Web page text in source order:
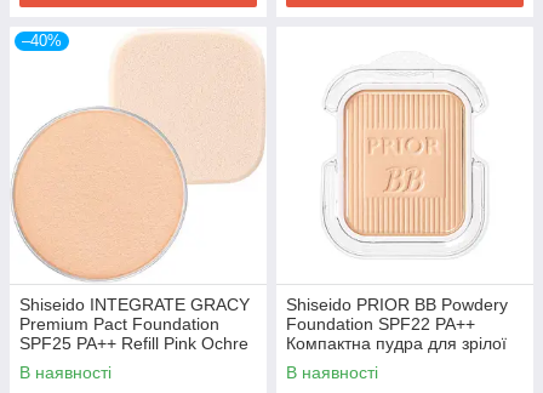
–40%
Shiseido INTEGRATE GRACY
Premium Pact Foundation
SPF25 PA++ Refill Pink Ochre
20 компактна тональна
основа, 8,5 г
В наявності
Shiseido PRIOR BB Powdery
Foundation SPF22 PA++
Компактна пудра для зрілої
шкіри Охра 1, Refill 10 г
В наявності